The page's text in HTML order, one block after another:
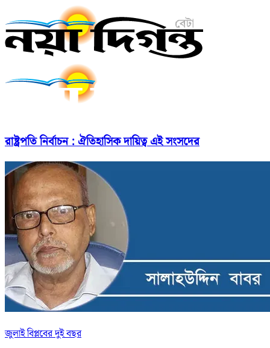
রাষ্ট্রপতি নির্বাচন : ঐতিহাসিক দায়িত্ব এই সংসদের
জুলাই বিপ্লবের দুই বছর